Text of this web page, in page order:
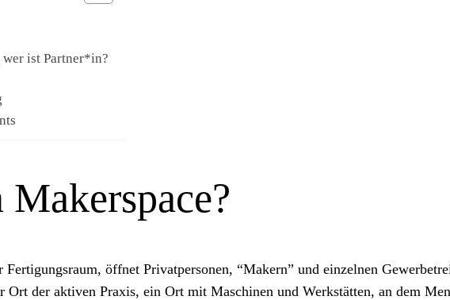
wer ist Partner*in?
öffnet Privatpersonen, “Makern” und einzelnen
Ort der aktiven Praxis, ein Ort mit Maschinen und Werkstätten, an dem